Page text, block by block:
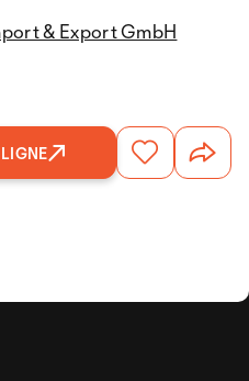
& Export GmbH